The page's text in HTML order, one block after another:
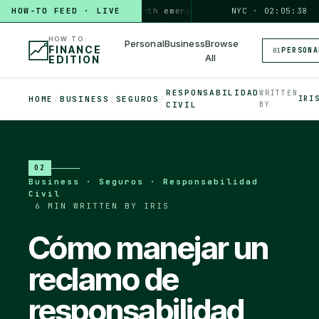
HOW-TO FEED · LIVE
HOW TO build a 3-month emergency fund PERSONAL · 6 MIN◆
NYC · 02:05:39
HOW TO:
FINANCE
EDITION
PersonalBusinessBrowse
All
01
HOME / BUSINESS / SEGUROS /
RESPONSABILIDAD
CIVIL
WRITTEN
BY
02
Business · Seguros · Responsabilidad
Civil
6 MIN WRITTEN BY IRIS
Cómo manejar un
reclamo de
responsabilidad